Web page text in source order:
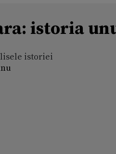
istoria
istoriei